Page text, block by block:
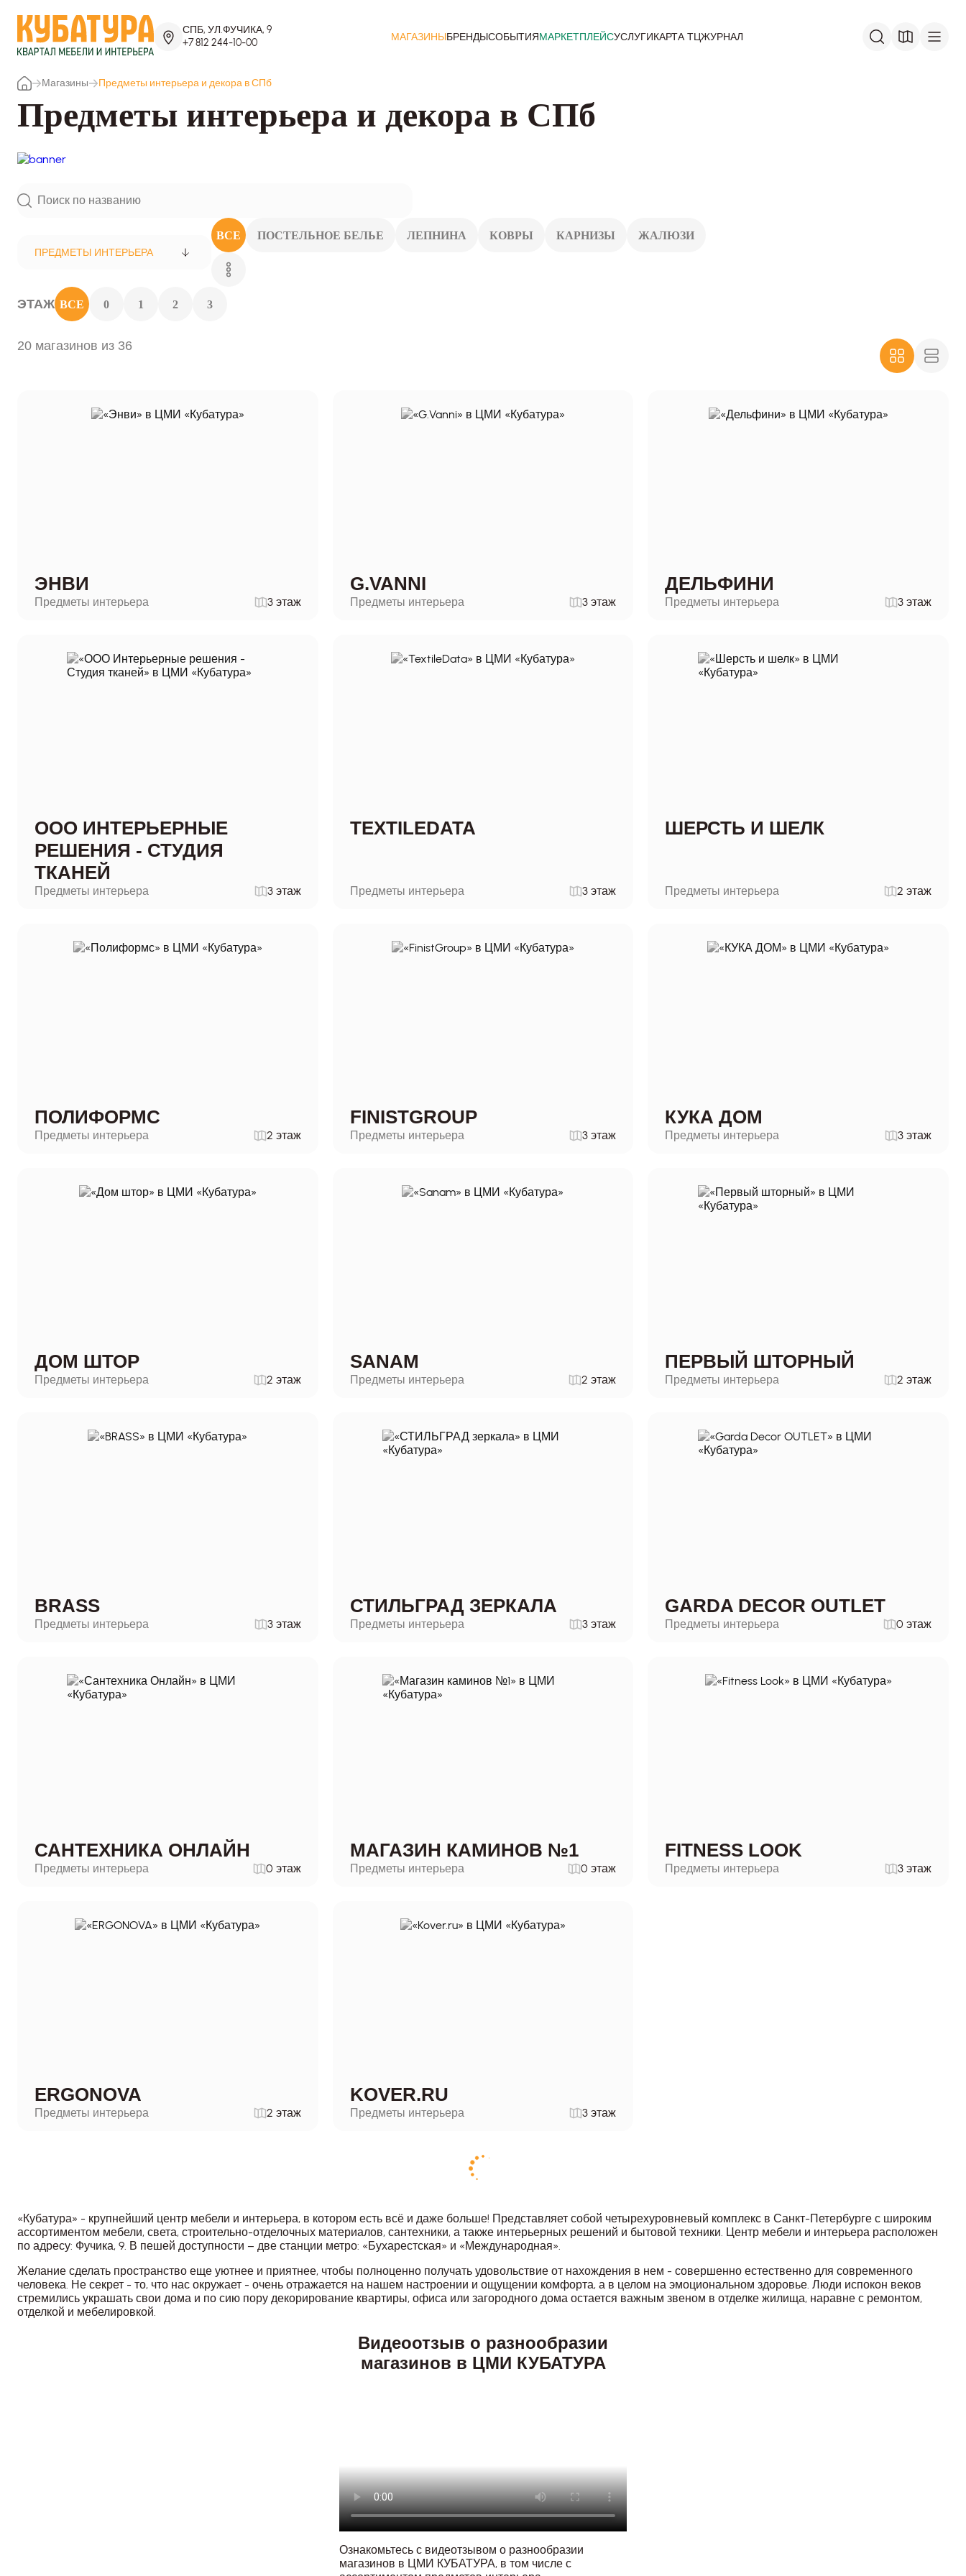
СПБ, УЛ.ФУЧИКА, 9
+7 812 244-10-00
МАГАЗИНЫБРЕНДЫСОБЫТИЯМАРКЕТПЛЕЙСУСЛУГИКАРТА ТЦЖУРНАЛ
Магазины Предметы интерьера и декора в СПб
Предметы интерьера и декора в СПб
ПРЕДМЕТЫ ИНТЕРЬЕРА
ВСЕ ПОСТЕЛЬНОЕ БЕЛЬЕ ЛЕПНИНА КОВРЫ КАРНИЗЫ ЖАЛЮЗИ
ЭТАЖ ВСЕ 0 1 2 3
20 магазинов из 36
ЭНВИ
Предметы интерьера 3 этаж
G.VANNI
Предметы интерьера 3 этаж
ДЕЛЬФИНИ
Предметы интерьера 3 этаж
ООО ИНТЕРЬЕРНЫЕ
РЕШЕНИЯ - СТУДИЯ
ТКАНЕЙ
Предметы интерьера 3 этаж
TEXTILEDATA
Предметы интерьера 3 этаж
ШЕРСТЬ И ШЕЛК
Предметы интерьера 2 этаж
ПОЛИФОРМС
Предметы интерьера 2 этаж
FINISTGROUP
Предметы интерьера 3 этаж
КУКА ДОМ
Предметы интерьера 3 этаж
ДОМ ШТОР
Предметы интерьера 2 этаж
SANAM
Предметы интерьера 2 этаж
ПЕРВЫЙ ШТОРНЫЙ
Предметы интерьера 2 этаж
BRASS
Предметы интерьера 3 этаж
СТИЛЬГРАД ЗЕРКАЛА
Предметы интерьера 3 этаж
GARDA DECOR OUTLET
Предметы интерьера 0 этаж
САНТЕХНИКА ОНЛАЙН
Предметы интерьера 0 этаж
МАГАЗИН КАМИНОВ №1
Предметы интерьера 0 этаж
FITNESS LOOK
Предметы интерьера 3 этаж
ERGONOVA
Предметы интерьера 2 этаж
KOVER.RU
Предметы интерьера 3 этаж
«Кубатура» - крупнейший центр мебели и интерьера, в котором есть всё и даже больше! Представляет собой четырехуровневый комплекс в Санкт-Петербурге с широким
ассортиментом мебели, света, строительно-отделочных материалов, сантехники, а также интерьерных решений и бытовой техники. Центр мебели и интерьера расположен
по адресу: Фучика, 9. В пешей доступности – две станции метро: «Бухарестская» и «Международная».
Желание сделать пространство еще уютнее и приятнее, чтобы полноценно получать удовольствие от нахождения в нем - совершенно естественно для современного
человека. Не секрет - то, что нас окружает - очень отражается на нашем настроении и ощущении комфорта, а в целом на эмоциональном здоровье. Люди испокон веков
стремились украшать свои дома и по сию пору декорирование квартиры, офиса или загородного дома остается важным звеном в отделке жилища, наравне с ремонтом,
отделкой и мебелировкой.
Видеоотзыв о разнообразии
магазинов в ЦМИ КУБАТУРА
Ознакомьтесь с видеотзывом о разнообразии
магазинов в ЦМИ КУБАТУРА, в том числе с